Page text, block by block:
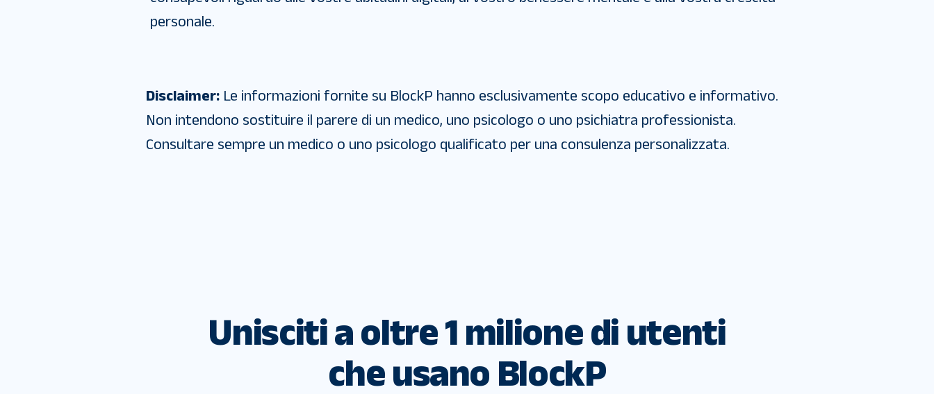
personale.
Disclaimer: Le informazioni fornite su BlockP hanno esclusivamente scopo educativo e informativo.
Non intendono sostituire il parere di un medico, uno psicologo o uno psichiatra professionista.
Consultare sempre un medico o uno psicologo qualificato per una consulenza personalizzata.
Unisciti a oltre 1 milione di utenti
che usano BlockP